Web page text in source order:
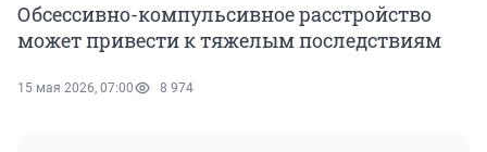
Обсессивно-компульсивное расстройство
может привести к тяжелым последствиям
15 мая 2026, 07:00 8 974